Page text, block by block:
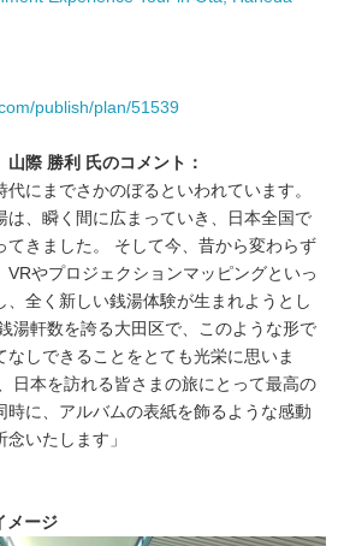
publish/plan/51539
際 勝利 氏のコメント：
代にまでさかのぼるといわれています。
は、瞬く間に広まっていき、日本全国で
てきました。 そして今、昔から変わらず
VRやプロジェクションマッピングといっ
、全く新しい銭湯体験が生まれようとし
湯軒数を誇る大田区で、このような形で
なしできることをとても光栄に思いま
日本を訪れる皆さまの旅にとって最高の
時に、アルバムの表紙を飾るような感動
いたします」
メージ